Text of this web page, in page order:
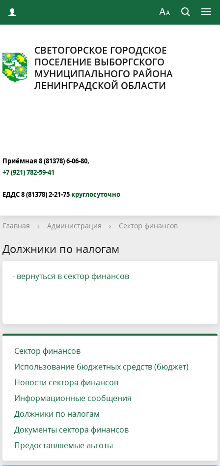
СВЕТОГОРСКОЕ ГОРОДСКОЕ
ПОСЕЛЕНИЕ ВЫБОРГСКОГО
МУНИЦИПАЛЬНОГО РАЙОНА
ЛЕНИНГРАДСКОЙ ОБЛАСТИ
Приёмная 8(81378) 6-06-80,
+7 (921) 782-59-41
ЕДДС 8 (81378) 2-21-75 круглосуточно
Главная › Администрация › Сектор финансов
Должники по налогам
- вернуться в сектор финансов
Сектор финансов
Использование бюджетных средств (бюджет)
Новости сектора финансов
Информационные сообщения
Должники по налогам
Документы сектора финансов
Предоставляемые льготы